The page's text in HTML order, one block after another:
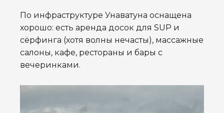
По инфраструктуре Унаватуна оснащена
хорошо: есть аренда досок для SUP и
сёрфинга (хотя волны нечасты), массажные
салоны, кафе, рестораны и бары с
вечеринками.